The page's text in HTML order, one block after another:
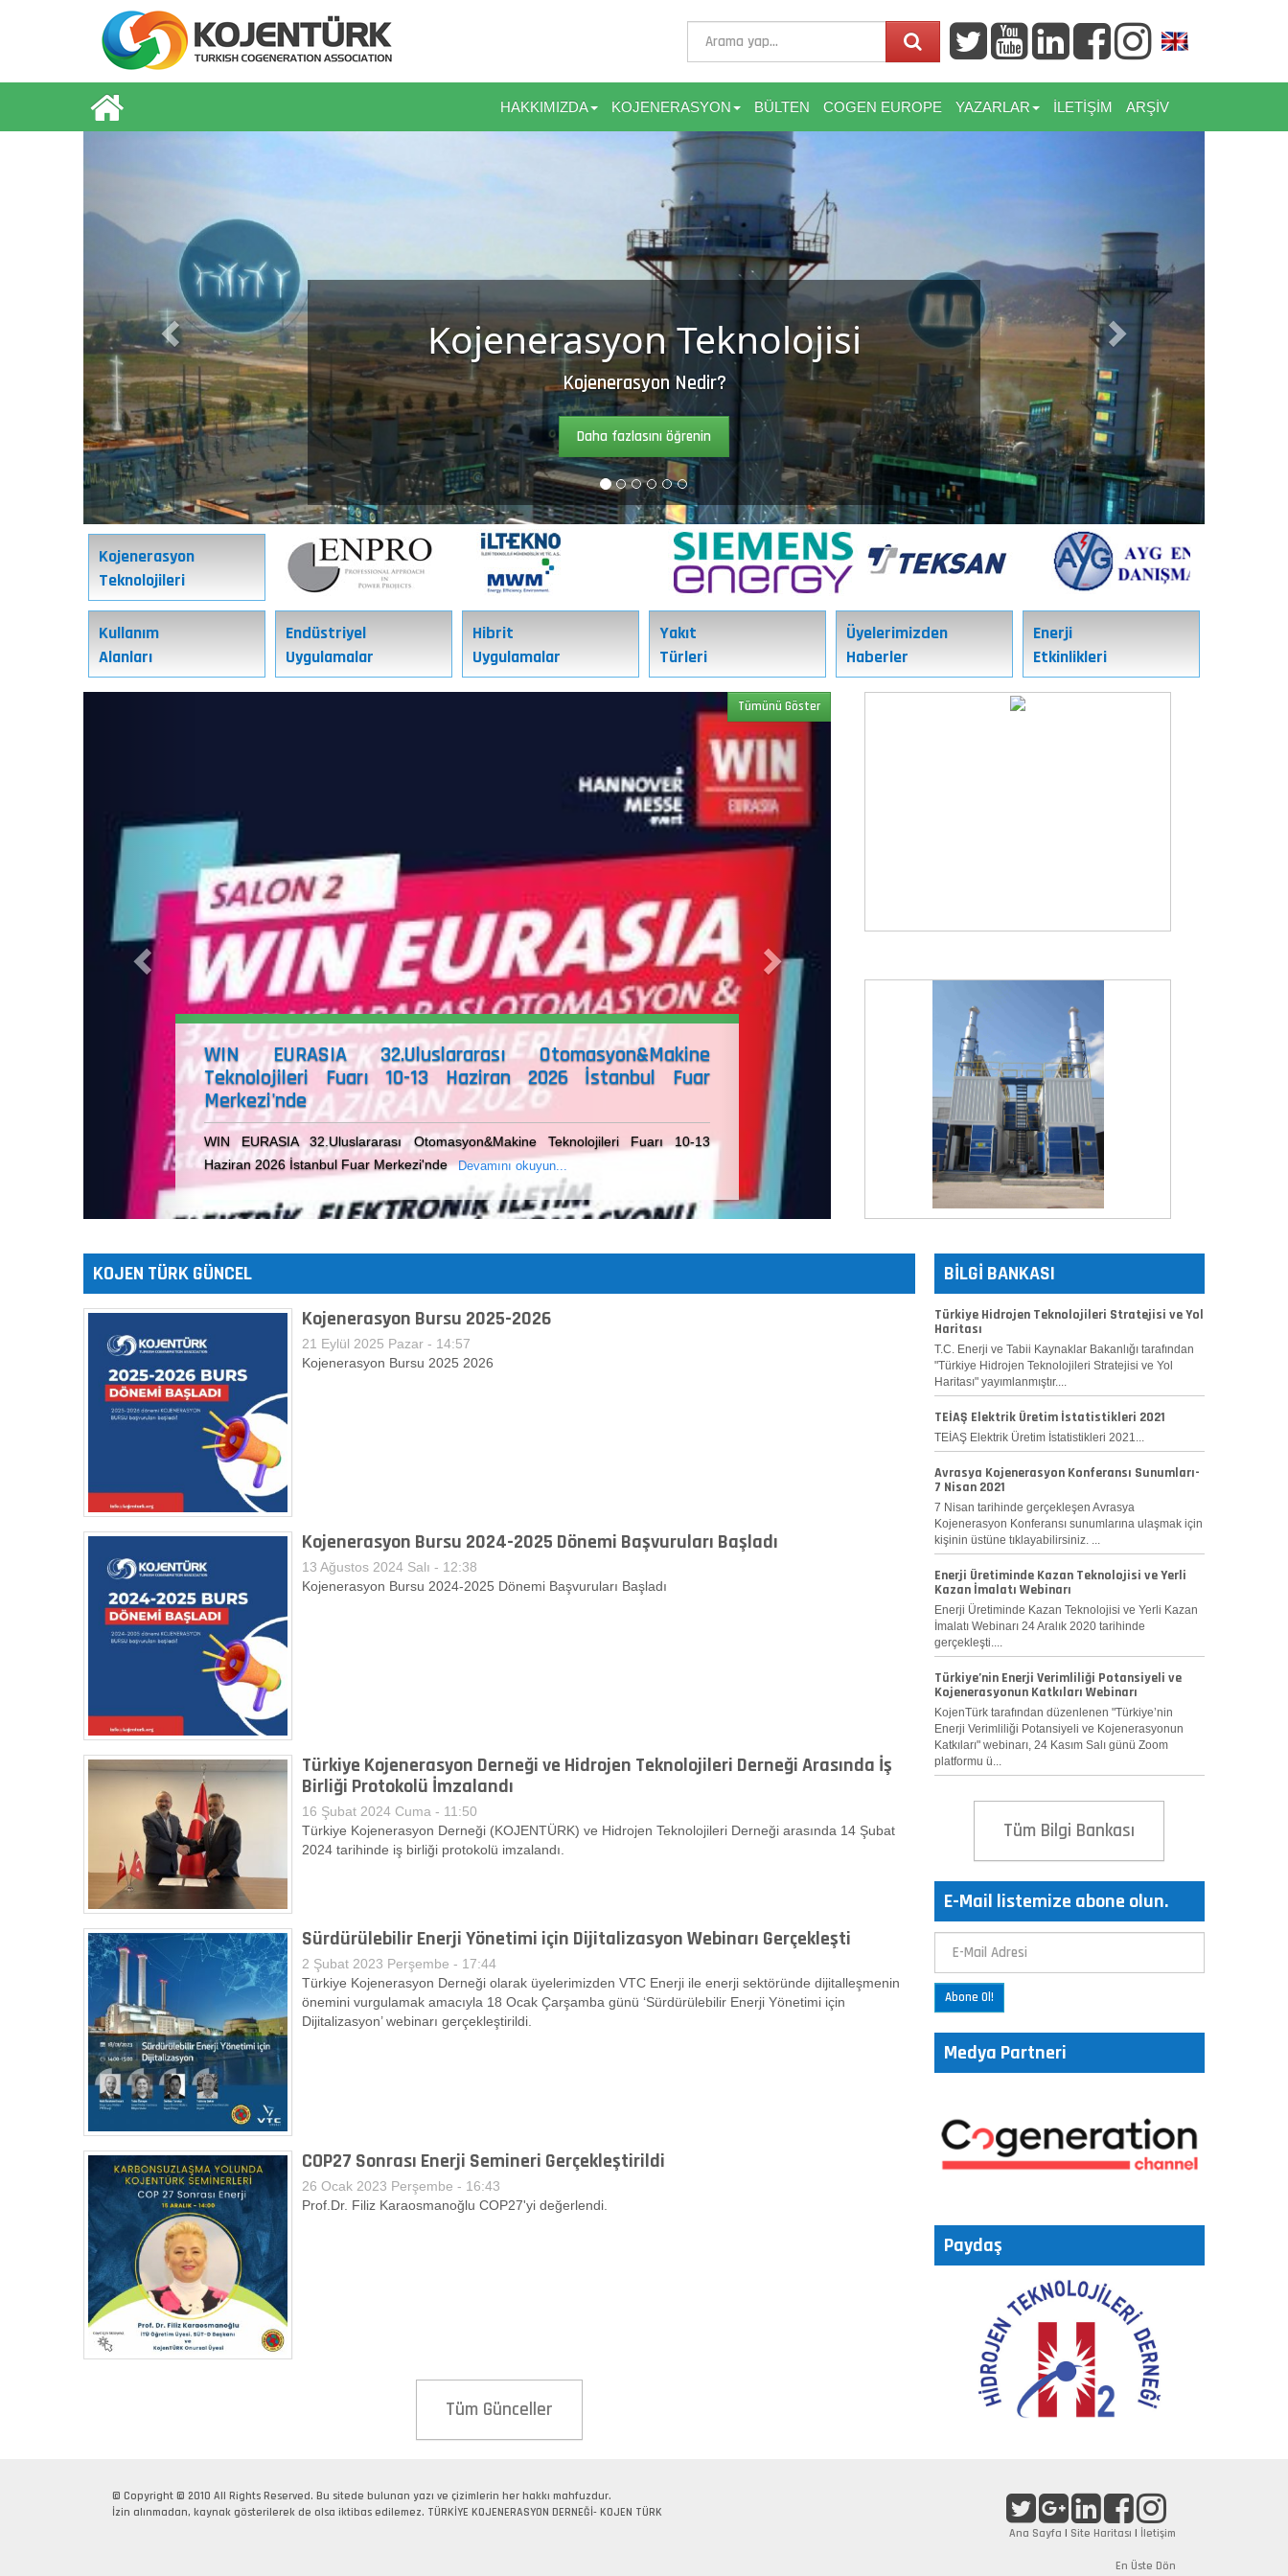
HAKKIMIZDA KOJENERASYON BÜLTEN COGEN EUROPE YAZARLAR İLETİŞİM ARŞİV
Bölgesel Isıtma
Bölgesel Isıtma Nedir?
Daha fazlasını öğrenin
Kojenerasyon
Teknolojileri
Kullanım
Alanları
Endüstriyel
Uygulamalar
Hibrit
Uygulamalar
Yakıt
Türleri
Üyelerimizden
Haberler
Enerji
Etkinlikleri
Tümünü Göster
2026 İstanbul Fuar
Teknolojileri Fuarı 10-13
IV. Avrasya Kojenerasyon Konferansı
Dördüncü Avrasya Kojenerasyon Konferansı 31 Ekim 2024 tarihinde gerçekleştirildi.
Devamını okuyun...
Next
Orion AVM
KOJEN TÜRK GÜNCEL
Kojenerasyon Bursu 2025-2026
21 Eylül 2025 Pazar - 14:57
Kojenerasyon Bursu 2025 2026
Kojenerasyon Bursu 2024-2025 Dönemi Başvuruları Başladı
13 Ağustos 2024 Salı - 12:38
Kojenerasyon Bursu 2024-2025 Dönemi Başvuruları Başladı
Türkiye Kojenerasyon Derneği ve Hidrojen Teknolojileri Derneği Arasında İş
Birliği Protokolü İmzalandı
16 Şubat 2024 Cuma - 11:50
Türkiye Kojenerasyon Derneği (KOJENTÜRK) ve Hidrojen Teknolojileri Derneği arasında 14 Şubat
2024 tarihinde iş birliği protokolü imzalandı.
Sürdürülebilir Enerji Yönetimi için Dijitalizasyon Webinarı Gerçekleşti
2 Şubat 2023 Perşembe - 17:44
Türkiye Kojenerasyon Derneği olarak üyelerimizden VTC Enerji ile enerji sektöründe dijitalleşmenin
önemini vurgulamak amacıyla 18 Ocak Çarşamba günü ‘Sürdürülebilir Enerji Yönetimi için
Dijitalizasyon’ webinarı gerçekleştirildi.
COP27 Sonrası Enerji Semineri Gerçekleştirildi
26 Ocak 2023 Perşembe - 16:43
Prof.Dr. Filiz Karaosmanoğlu COP27'yi değerlendi.
Tüm Günceller
BİLGİ BANKASI
Türkiye Hidrojen Teknolojileri Stratejisi ve Yol
Haritası
T.C. Enerji ve Tabii Kaynaklar Bakanlığı tarafından
"Türkiye Hidrojen Teknolojileri Stratejisi ve Yol
Haritası" yayımlanmıştır....
TEİAŞ Elektrik Üretim İstatistikleri 2021
TEİAŞ Elektrik Üretim İstatistikleri 2021...
Avrasya Kojenerasyon Konferansı Sunumları-
7 Nisan 2021
7 Nisan tarihinde gerçekleşen Avrasya
Kojenerasyon Konferansı sunumlarına ulaşmak için
kişinin üstüne tıklayabilirsiniz. ...
Enerji Üretiminde Kazan Teknolojisi ve Yerli
Kazan İmalatı Webinarı
Enerji Üretiminde Kazan Teknolojisi ve Yerli Kazan
İmalatı Webinarı 24 Aralık 2020 tarihinde
gerçekleşti....
Türkiye’nin Enerji Verimliliği Potansiyeli ve
Kojenerasyonun Katkıları Webinarı
KojenTürk tarafından düzenlenen "Türkiye’nin
Enerji Verimliliği Potansiyeli ve Kojenerasyonun
Katkıları" webinarı, 24 Kasım Salı günü Zoom
platformu ü...
Tüm Bilgi Bankası
E-Mail listemize abone olun.
Abone Ol!
Medya Partneri
Paydaş
© Copyright © 2010 All Rights Reserved. Bu sitede bulunan yazı ve çizimlerin her hakkı mahfuzdur.
İzin alınmadan, kaynak gösterilerek de olsa iktibas edilemez. TÜRKİYE KOJENERASYON DERNEĞİ- KOJEN TÜRK
Ana Sayfa | Site Haritası | İletişim
En Üste Dön